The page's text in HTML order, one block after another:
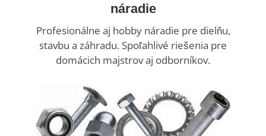
náradie
Profesionálne aj hobby náradie pre dielňu,
stavbu a záhradu. Spoľahlivé riešenia pre
domácich majstrov aj odborníkov.